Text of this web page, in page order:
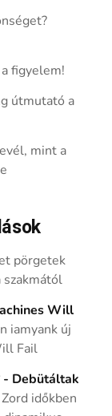
figyelem!
útmutató a
mint a
pörgetek
szakmától
Will
iamyank új
Fail
- Debütáltak
Zord időkben